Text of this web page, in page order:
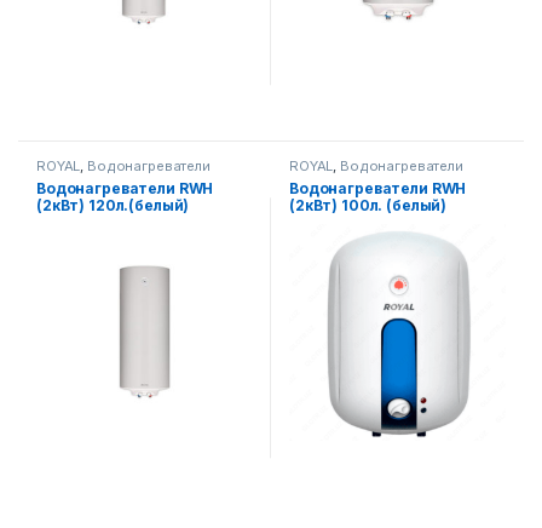
ROYAL, Водонагреватели
Водонагреватели RWH
(2кВт) 120л.(белый)
ROYAL, Водонагреватели
Водонагреватели RWH
(2кВт) 100л. (белый)